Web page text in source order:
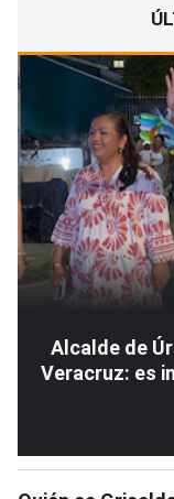
Alcalde de
Veracruz: es